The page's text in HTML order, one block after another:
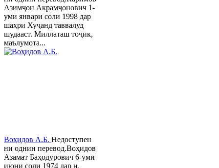
Азимҷон Акрамҷонович 1-
уми январи соли 1998 дар
шаҳри Хуҷанд таввалуд
шудааст. Миллаташ тоҷик,
маълумота...
Воҳидов А.Б. Недоступен
ни однин перевод.Воҳидов
Азамат Баҳодурович 6-уми
июни соли 1974 дар н.